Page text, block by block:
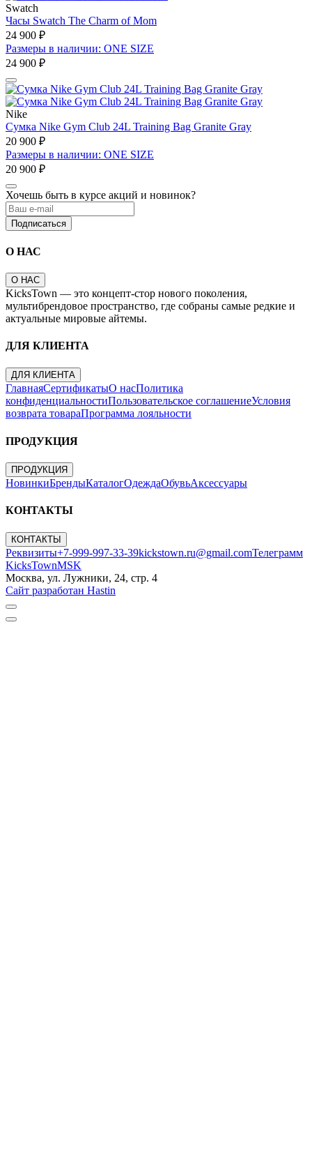
Swatch
Часы Swatch The Charm of Mom
24 900 ₽
Размеры в наличии: ONE SIZE
24 900 ₽
Nike
Сумка Nike Gym Club 24L Training Bag Granite Gray
20 900 ₽
Размеры в наличии: ONE SIZE
20 900 ₽
Хочешь быть в курсе акций и новинок?
Подписаться
О НАС
О НАС
KicksTown — это концепт-стор нового поколения,
мультибрендовое пространство, где собраны самые редкие и
актуальные мировые айтемы.
ДЛЯ КЛИЕНТА
ДЛЯ КЛИЕНТА
ГлавнаяСертификатыО насПолитика
конфиденциальностиПользовательское соглашениеУсловия
возврата товараПрограмма лояльности
ПРОДУКЦИЯ
ПРОДУКЦИЯ
НовинкиБрендыКаталогОдеждаОбувьАксессуары
КОНТАКТЫ
КОНТАКТЫ
Реквизиты+7-999-997-33-39kickstown.ru@gmail.comТелеграмм
KicksTownMSK
Москва, ул. Лужники, 24, стр. 4
Сайт разработан Hastin